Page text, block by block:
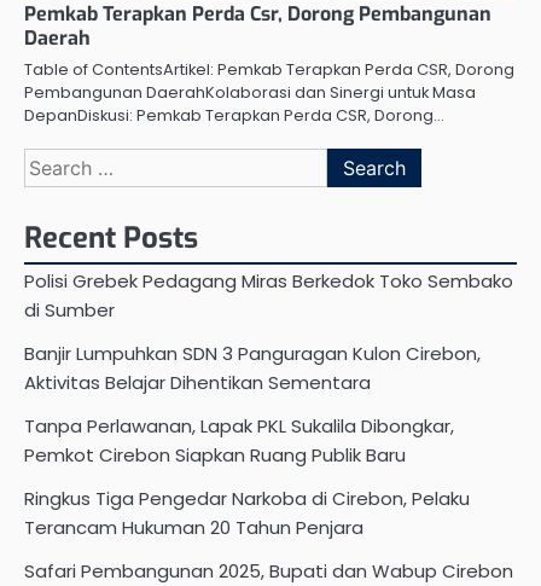
Pemkab Terapkan Perda Csr, Dorong Pembangunan
Daerah
Table of ContentsArtikel: Pemkab Terapkan Perda CSR, Dorong
Pembangunan DaerahKolaborasi dan Sinergi untuk Masa
DepanDiskusi: Pemkab Terapkan Perda CSR, Dorong…
Search
for:
Recent Posts
Polisi Grebek Pedagang Miras Berkedok Toko Sembako
di Sumber
Banjir Lumpuhkan SDN 3 Panguragan Kulon Cirebon,
Aktivitas Belajar Dihentikan Sementara
Tanpa Perlawanan, Lapak PKL Sukalila Dibongkar,
Pemkot Cirebon Siapkan Ruang Publik Baru
Ringkus Tiga Pengedar Narkoba di Cirebon, Pelaku
Terancam Hukuman 20 Tahun Penjara
Safari Pembangunan 2025, Bupati dan Wabup Cirebon